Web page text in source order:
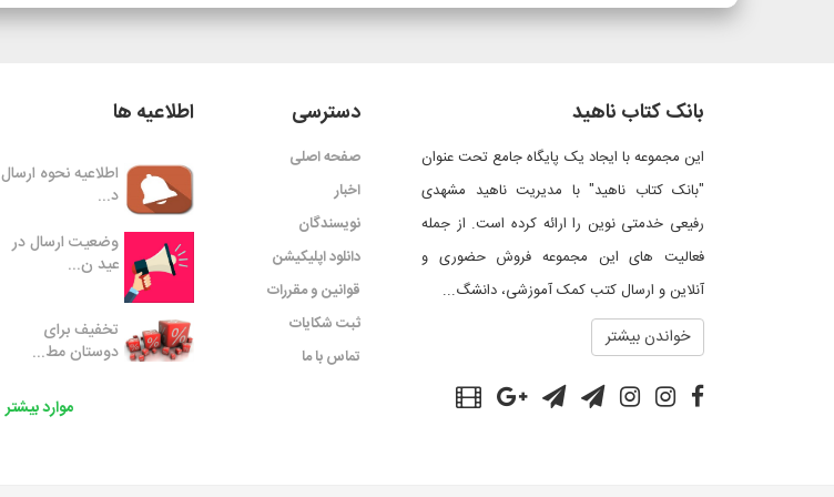
بانک کتاب ناهید
این مجموعه با ایجاد یک پایگاه جامع تحت عنوان
"بانک کتاب ناهید" با مدیریت ناهید مشهدی
رفیعی خدمتی نوین را ارائه کرده است. از جمله
فعالیت های این مجموعه فروش حضوری و
آنلاین و ارسال کتب کمک آموزشی، دانشگ...
خواندن بیشتر
دسترسی
صفحه اصلی
اخبار
نویسندگان
دانلود اپلیکیشن
قوانین و مقررات
ثبت شکایات
تماس با ما
اطلاعیه ها
اطلاعیه نحوه ارسال
د...
وضعیت ارسال در
عید ن...
تخفیف برای
دوستان مط...
موارد بیشتر